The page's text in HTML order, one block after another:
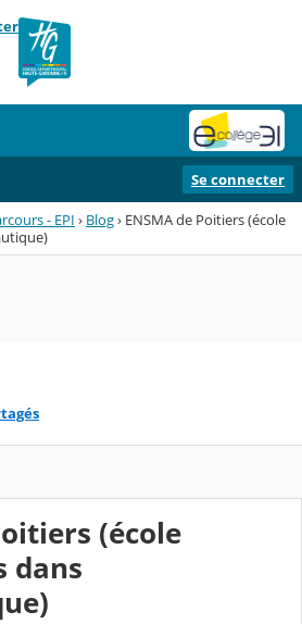
Se connecter
- EPI › Blog› ENSMA de Poitiers (école
(école
dans